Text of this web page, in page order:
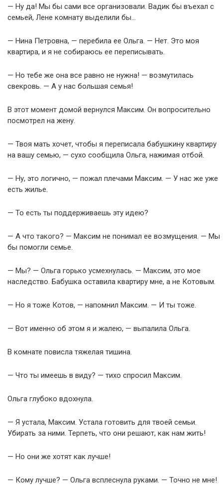
— Ну да! Мы бы сами все организовали. Вадик бы въехал с
семьей, Лене комнату выделили бы…
— Нина Петровна, — перебила ее Ольга. — Нет. Это моя
квартира, и я не собираюсь ее переписывать.
— Но тебе же она все равно не нужна! — возмутилась
свекровь. — А у нас большая семья!
В этот момент домой вернулся Максим. Он вопросительно
посмотрел на жену.
— Твоя мать хочет, чтобы я переписала бабушкину квартиру
на вашу семью, — сухо сообщила Ольга, нажимая отбой.
— Ну, это логично, — пожал плечами Максим. — У нас же уже
есть жилье.
— То есть ты поддерживаешь эту идею?
— А что такого? — Максим не понимал ее возмущения. — Мы
бы помогли семье.
— Мы? — Ольга горько усмехнулась. — Максим, это мое
наследство. Бабушка оставила квартиру мне, а не Котовым.
— Но я тоже Котов, — напомнил Максим. — И ты тоже.
— Вот именно об этом я и жалею, — выпалила Ольга.
В комнате повисла тяжелая тишина.
— Что ты имеешь в виду? — тихо спросил Максим.
Ольга глубоко вдохнула.
— Я устала, Максим. Устала готовить для твоей семьи.
Убирать за ними. Терпеть, что они решают, как нам жить!
— Но они же хотят как лучше!
— Кому лучше? — Ольга всплеснула руками. — Точно не мне!